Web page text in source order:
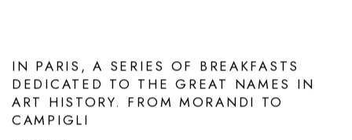
IN PARIS, A SERIES OF BREAKFASTS
DEDICATED TO THE GREAT NAMES IN
ART HISTORY. FROM MORANDI TO
CAMPIGLI